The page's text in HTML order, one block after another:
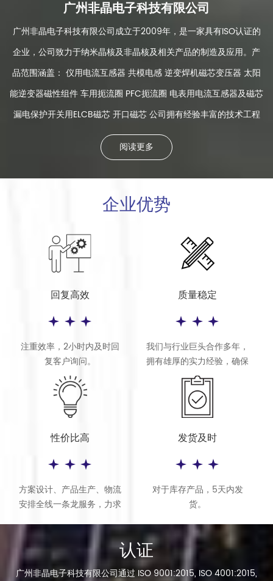
广州非晶电子科技有限公司
广州非晶电子科技有限公司成立于2009年，是一家具有ISO认证的
企业，公司致力于纳米晶核及非晶核及相关产品的制造及应用。产
品范围涵盖： 仪用电流互感器 共模电感 逆变焊机磁芯变压器 太阳
能逆变器磁性组件 车用扼流圈 PFC扼流圈 电表用电流互感器及磁芯
漏电保护开关用ELCB磁芯 开口磁芯 公司拥有经验丰富的技术工程
师，以不断创新保证公司产品的竞争优势。我司支持ODM 和OEM生
产制造，我们可以根据客户的要求进行设计生产。
阅读更多
企业优势
回复高效
注重效率，2小时内及时回
复客户询问。
质量稳定
我们与行业巨头合作多年，
拥有雄厚的实力经验，确保
产品质量。
性价比高
方案设计、产品生产、物流
安排全线一条龙服务，力求
发货及时
对于库存产品，5天内发
货。
认证
广州非晶电子科技有限公司通过 ISO 9001:2015, ISO 4001:2015,